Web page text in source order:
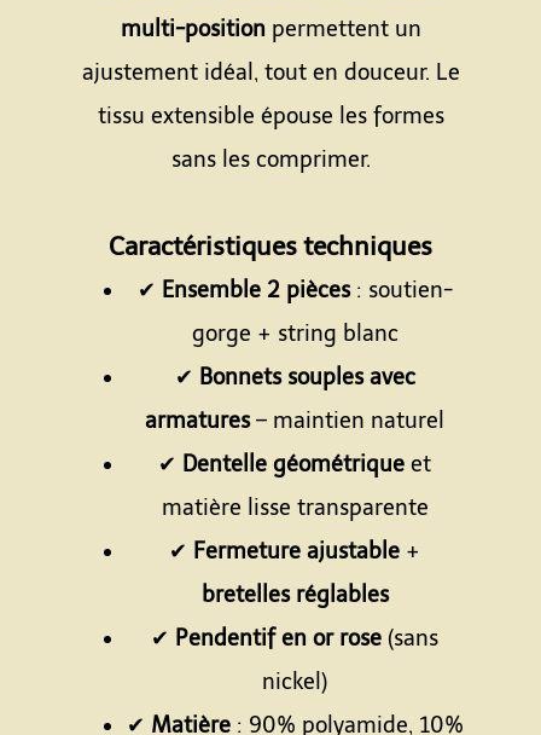
multi-position permettent un
ajustement idéal, tout en douceur. Le
tissu extensible épouse les formes
sans les comprimer.
Caractéristiques techniques
✔ Ensemble 2 pièces: soutien-
gorge + string blanc
✔ Bonnets souples avec
armatures– maintien naturel
✔ Dentelle géométrique et
matière lisse transparente
✔ Fermeture ajustable +
bretelles réglables
✔ Pendentif en or rose (sans
nickel)
✔ Matière: 90% polyamide, 10%